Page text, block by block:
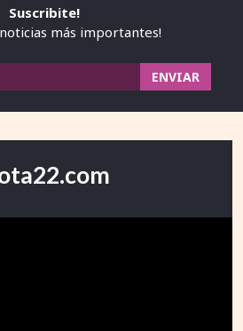
Suscribite!
más importantes!